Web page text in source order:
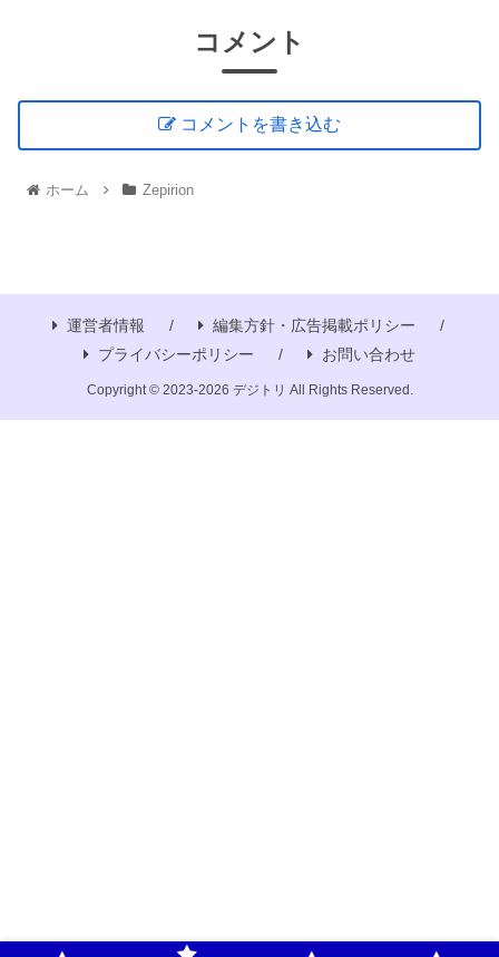
コメント
コメントを書き込む
ホーム Zepirion
運営者情報
編集方針・広告掲載ポリシー
プライバシーポリシー
お問い合わせ
Copyright © 2023-2026 デジトリ All Rights Reserved.